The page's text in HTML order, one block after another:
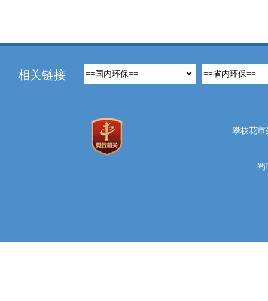
相关链接
攀枝花
蜀